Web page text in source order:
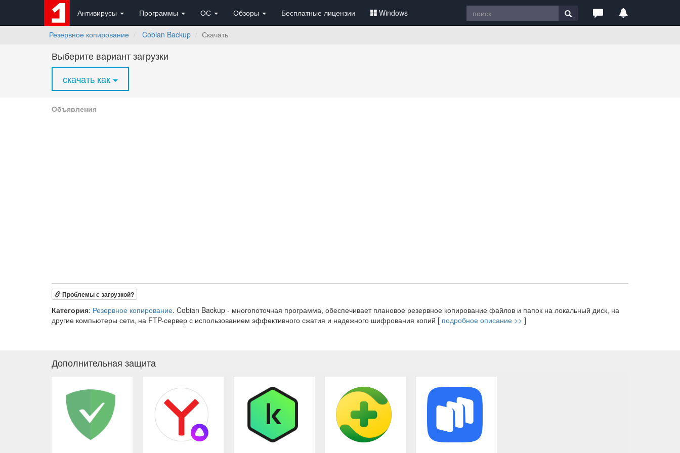
Антивирусы Программы ОС Обзоры Бесплатные лицензии Windows
Резервное копирование Cobian Backup Скачать
Выберите вариант загрузки
скачать как
Объявления
Проблемы с загрузкой?
Категория: Резервное копирование. Cobian Backup - многопоточная программа, обеспечивает плановое резервное копирование файлов и папок на локальный диск, на
другие компьютеры сети, на FTP-сервер с использованием эффективного сжатия и надежного шифрования копий [ подробное описание >> ]
Дополнительная защита